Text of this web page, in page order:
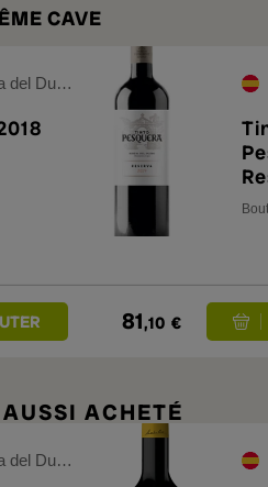
CAVE
Duero
81,10 €
ACHETÉ
Duero